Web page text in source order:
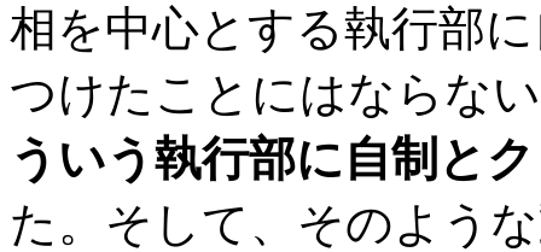
相を中心とする執行部
つけたことにはならな
ういう執行部に自制と
た。そして、そのよう